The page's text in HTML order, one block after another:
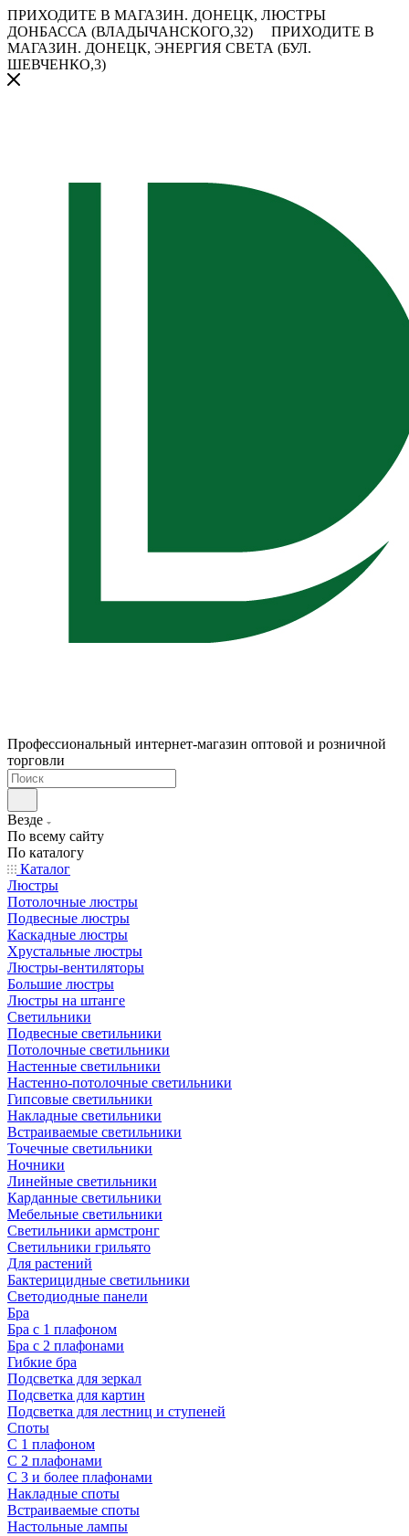
ПРИХОДИТЕ В МАГАЗИН. ДОНЕЦК, ЛЮСТРЫ
ДОНБАССА (ВЛАДЫЧАНСКОГО,32)
ПРИХОДИТЕ В
МАГАЗИН. ДОНЕЦК, ЭНЕРГИЯ СВЕТА (БУЛ.
ШЕВЧЕНКО,3)
Профессиональный интернет-магазин оптовой и розничной
торговли
Везде
По всему сайту
По каталогу
Каталог
Люстры
Потолочные люстры
Подвесные люстры
Каскадные люстры
Хрустальные люстры
Люстры-вентиляторы
Большие люстры
Люстры на штанге
Светильники
Подвесные светильники
Потолочные светильники
Настенные светильники
Настенно-потолочные светильники
Гипсовые светильники
Накладные светильники
Встраиваемые светильники
Точечные светильники
Ночники
Линейные светильники
Карданные светильники
Мебельные светильники
Светильники армстронг
Светильники грильято
Для растений
Бактерицидные светильники
Светодиодные панели
Бра
Бра с 1 плафоном
Бра с 2 плафонами
Гибкие бра
Подсветка для зеркал
Подсветка для картин
Подсветка для лестниц и ступеней
Споты
С 1 плафоном
С 2 плафонами
С 3 и более плафонами
Накладные споты
Встраиваемые споты
Настольные лампы